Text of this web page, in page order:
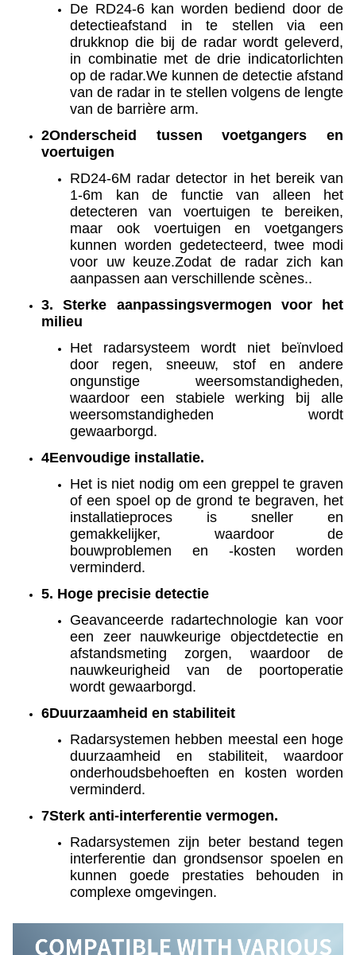
De RD24-6 kan worden bediend door de
detectieafstand in te stellen via een
drukknop die bij de radar wordt geleverd,
in combinatie met de drie indicatorlichten
op de radar.We kunnen de detectie afstand
van de radar in te stellen volgens de lengte
van de barrière arm.
2Onderscheid tussen voetgangers en
voertuigen
RD24-6M radar detector in het bereik van
1-6m kan de functie van alleen het
detecteren van voertuigen te bereiken,
maar ook voertuigen en voetgangers
kunnen worden gedetecteerd, twee modi
voor uw keuze.Zodat de radar zich kan
aanpassen aan verschillende scènes..
3. Sterke aanpassingsvermogen voor het
milieu
Het radarsysteem wordt niet beïnvloed
door regen, sneeuw, stof en andere
ongunstige weersomstandigheden,
waardoor een stabiele werking bij alle
weersomstandigheden wordt
gewaarborgd.
4Eenvoudige installatie.
Het is niet nodig om een greppel te graven
of een spoel op de grond te begraven, het
installatieproces is sneller en
gemakkelijker, waardoor de
bouwproblemen en -kosten worden
verminderd.
5. Hoge precisie detectie
Geavanceerde radartechnologie kan voor
een zeer nauwkeurige objectdetectie en
afstandsmeting zorgen, waardoor de
nauwkeurigheid van de poortoperatie
wordt gewaarborgd.
6Duurzaamheid en stabiliteit
Radarsystemen hebben meestal een hoge
duurzaamheid en stabiliteit, waardoor
onderhoudsbehoeften en kosten worden
verminderd.
7Sterk anti-interferentie vermogen.
Radarsystemen zijn beter bestand tegen
interferentie dan grondsensor spoelen en
kunnen goede prestaties behouden in
complexe omgevingen.